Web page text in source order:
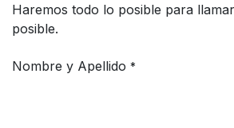
Haremos todo lo posible para
posible.
Nombre y Apellido *